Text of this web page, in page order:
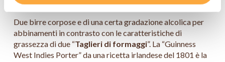
Due birre corpose e di una certa gradazione alcolica per
abbinamenti in contrasto con le caratteristiche di
grassezza di due “Taglieri di formaggi”. La “Guinness
West Indies Porter” da una ricetta irlandese del 1801 è la